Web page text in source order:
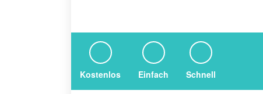
Kostenlos Einfach Schnell